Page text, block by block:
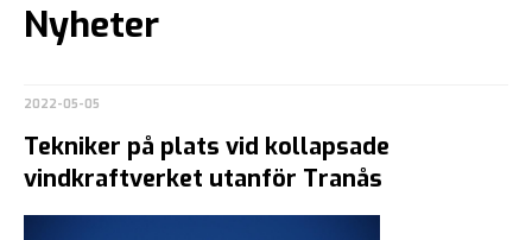
Nyheter
2022-05-05
Tekniker på plats vid kollapsade
vindkraftverket utanför Tranås